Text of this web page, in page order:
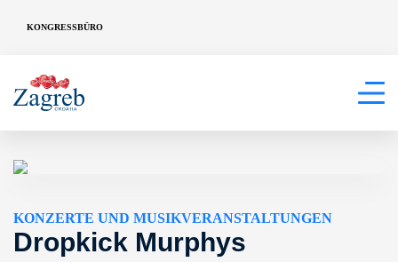
KONGRESSBÜRO
KONZERTE UND MUSIKVERANSTALTUNGEN
Dropkick Murphys